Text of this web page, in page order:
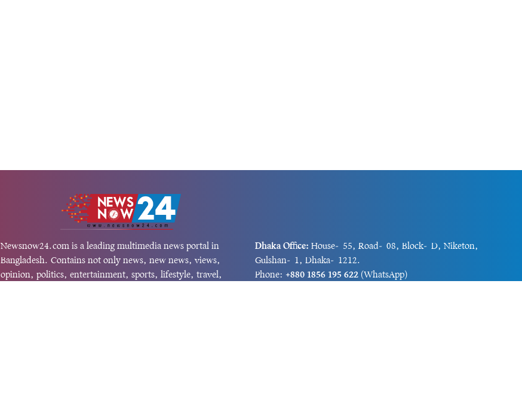
Newsnow24.com is a leading multimedia news portal in
Bangladesh. Contains not only news, new news, views,
opinion, politics, entertainment, sports, lifestyle, travel,
Dhaka Office: House-55, Road-08, Block-D, Niketon,
Gulshan-1, Dhaka-1212.
Phone: +880 1856 195 622 (WhatsApp)